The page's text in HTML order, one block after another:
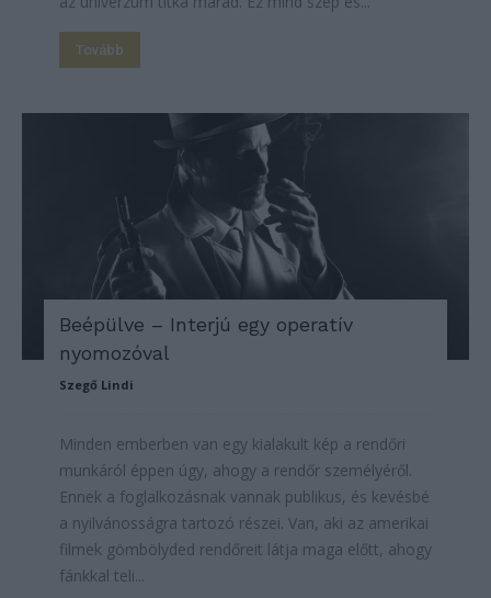
Tovább
Beépülve – Interjú egy operatív
nyomozóval
Szegő Lindi
Minden emberben van egy kialakult kép a rendőri
munkáról éppen úgy, ahogy a rendőr személyéről.
Ennek a foglalkozásnak vannak publikus, és kevésbé
a nyilvánosságra tartozó részei. Van, aki az amerikai
filmek gömbölyded rendőreit látja maga előtt, ahogy
fánkkal teli...